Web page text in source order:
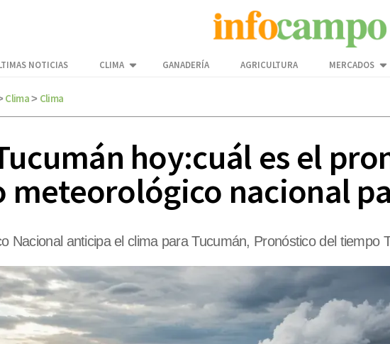
NOTICIAS CLIMA GANADERÍA AGRICULTURA MERCADOS
Clima> Clima
hoy:cuál es el
meteorológico nacional
Nacional anticipa el clima para Tucumán, Pronóstico del tiempo